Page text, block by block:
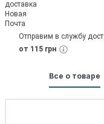
Отправим в службу
от 115 грн
Все о товаре